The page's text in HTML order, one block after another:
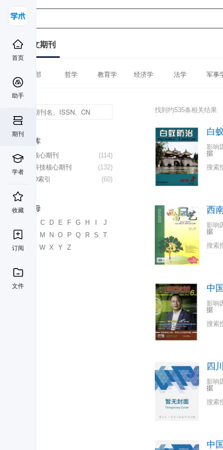
首页
助手
期刊
学者
收藏
订阅
文件
中文期刊
全部 哲学 教育学 经济学 法学 军事
数据库
(114)
北大核心期刊
(132)
中国科技核心期刊
(60)
CSCD索引
首字母
C D E F G H
J
M N O P Q R S
T
U
W X Y Z
找到约535条相关结果
白
影响
据
搜索
西
影响
据
搜索
中
影响
据
搜索
四
影响
据
搜索
中